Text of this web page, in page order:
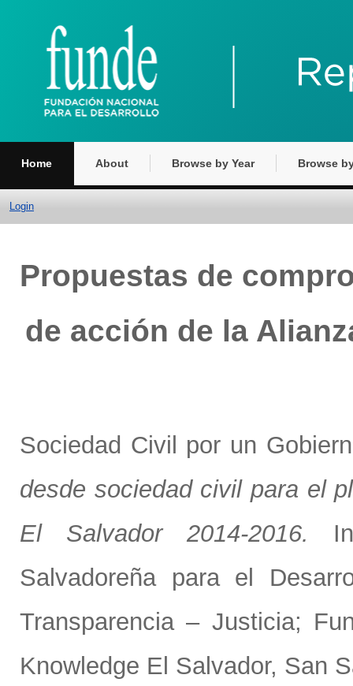
Home About Browse by Year Browse
Login
Propuestas de
de acción de la
Sociedad Civil por un
desde sociedad civil para el
El Salvador 2014-2016.
Salvadoreña para el
Transparencia – Justicia;
Knowledge El Salvador, San